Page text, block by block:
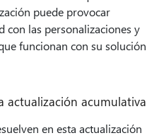
puede provocar
las personalizaciones y
funcionan con su solución
actualización acumulativa
en esta actualización